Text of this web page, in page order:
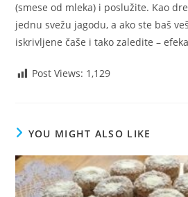
(smese od mleka) i poslužite. Kao
jednu svežu jagodu, a ako ste baš
iskrivljene čaše i tako zaledite –
Post Views: 1,129
YOU MIGHT ALSO LIKE